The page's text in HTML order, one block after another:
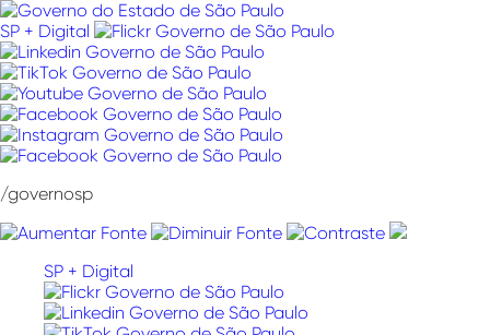
Pular
para
o
conteúdo
SP + Digital
/governosp
SP + Digital